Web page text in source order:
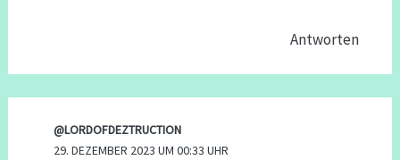
Antworten
@LORDOFDEZTRUCTION
29. DEZEMBER 2023 UM 00:33 UHR